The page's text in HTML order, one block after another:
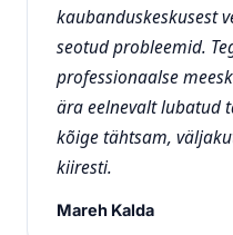
kaubanduskeskusest
seotud probleemid.
professionaalse
ära eelnevalt lubatud
kõige tähtsam,
kiiresti.
Mareh Kalda